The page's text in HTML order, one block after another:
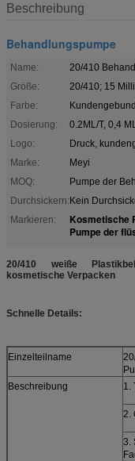
Beschreibung
Behandlungspumpe
Name:
20/410
Größe:
20/410; 15
Farbe:
Dosierung:
0.2ML/T, 0,4
Logo:
Druck,
Marke:
Meyi
MOQ:
Pumpe der
Durchsickern:Kein
Markieren:
Kosmetische
Pumpe der
20/410 weiße
kosmetische Verpacken
Schnelle Details:
Einzelteilname
Beschreibung
1.
2.
3.